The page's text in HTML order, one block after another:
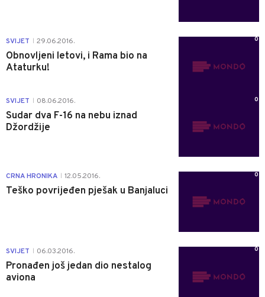
SVIJET 29.06.2016.
Obnovljeni letovi, i Rama bio na
Ataturku!
0
SVIJET 08.06.2016.
Sudar dva F-16 na nebu iznad
Džordžije
0
CRNA HRONIKA 12.05.2016.
Teško povrijeđen pješak u Banjaluci
0
SVIJET 06.03.2016.
Pronađen još jedan dio nestalog
aviona
0